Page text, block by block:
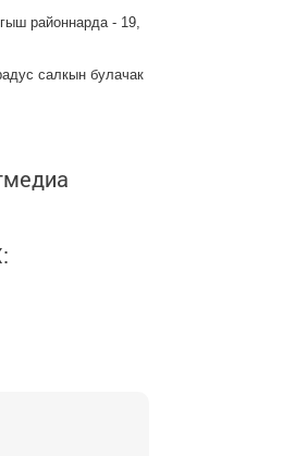
районнарда - 19,
салкын булачак